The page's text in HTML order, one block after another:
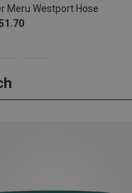
Meru Westport Hose